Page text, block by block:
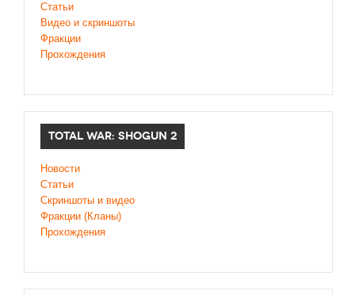
Статьи
Видео и скриншоты
Фракции
Прохождения
TOTAL WAR: SHOGUN 2
Новости
Статьи
Cкриншоты и видео
Фракции (Кланы)
Прохождения